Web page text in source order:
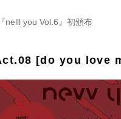
nelll you Vol.6』初頒布
[do you love